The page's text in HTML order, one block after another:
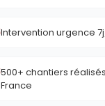
Intervention urgence
500+ chantiers
France